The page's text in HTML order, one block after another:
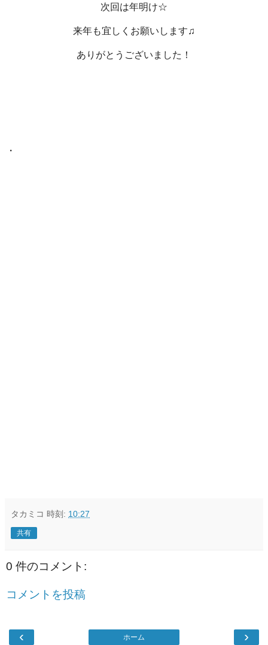
次回は年明け☆
来年も宜しくお願いします♫
ありがとうございました！
・
タカミコ 時刻: 10:27
共有
0 件のコメント:
コメントを投稿
‹ ›
ホーム